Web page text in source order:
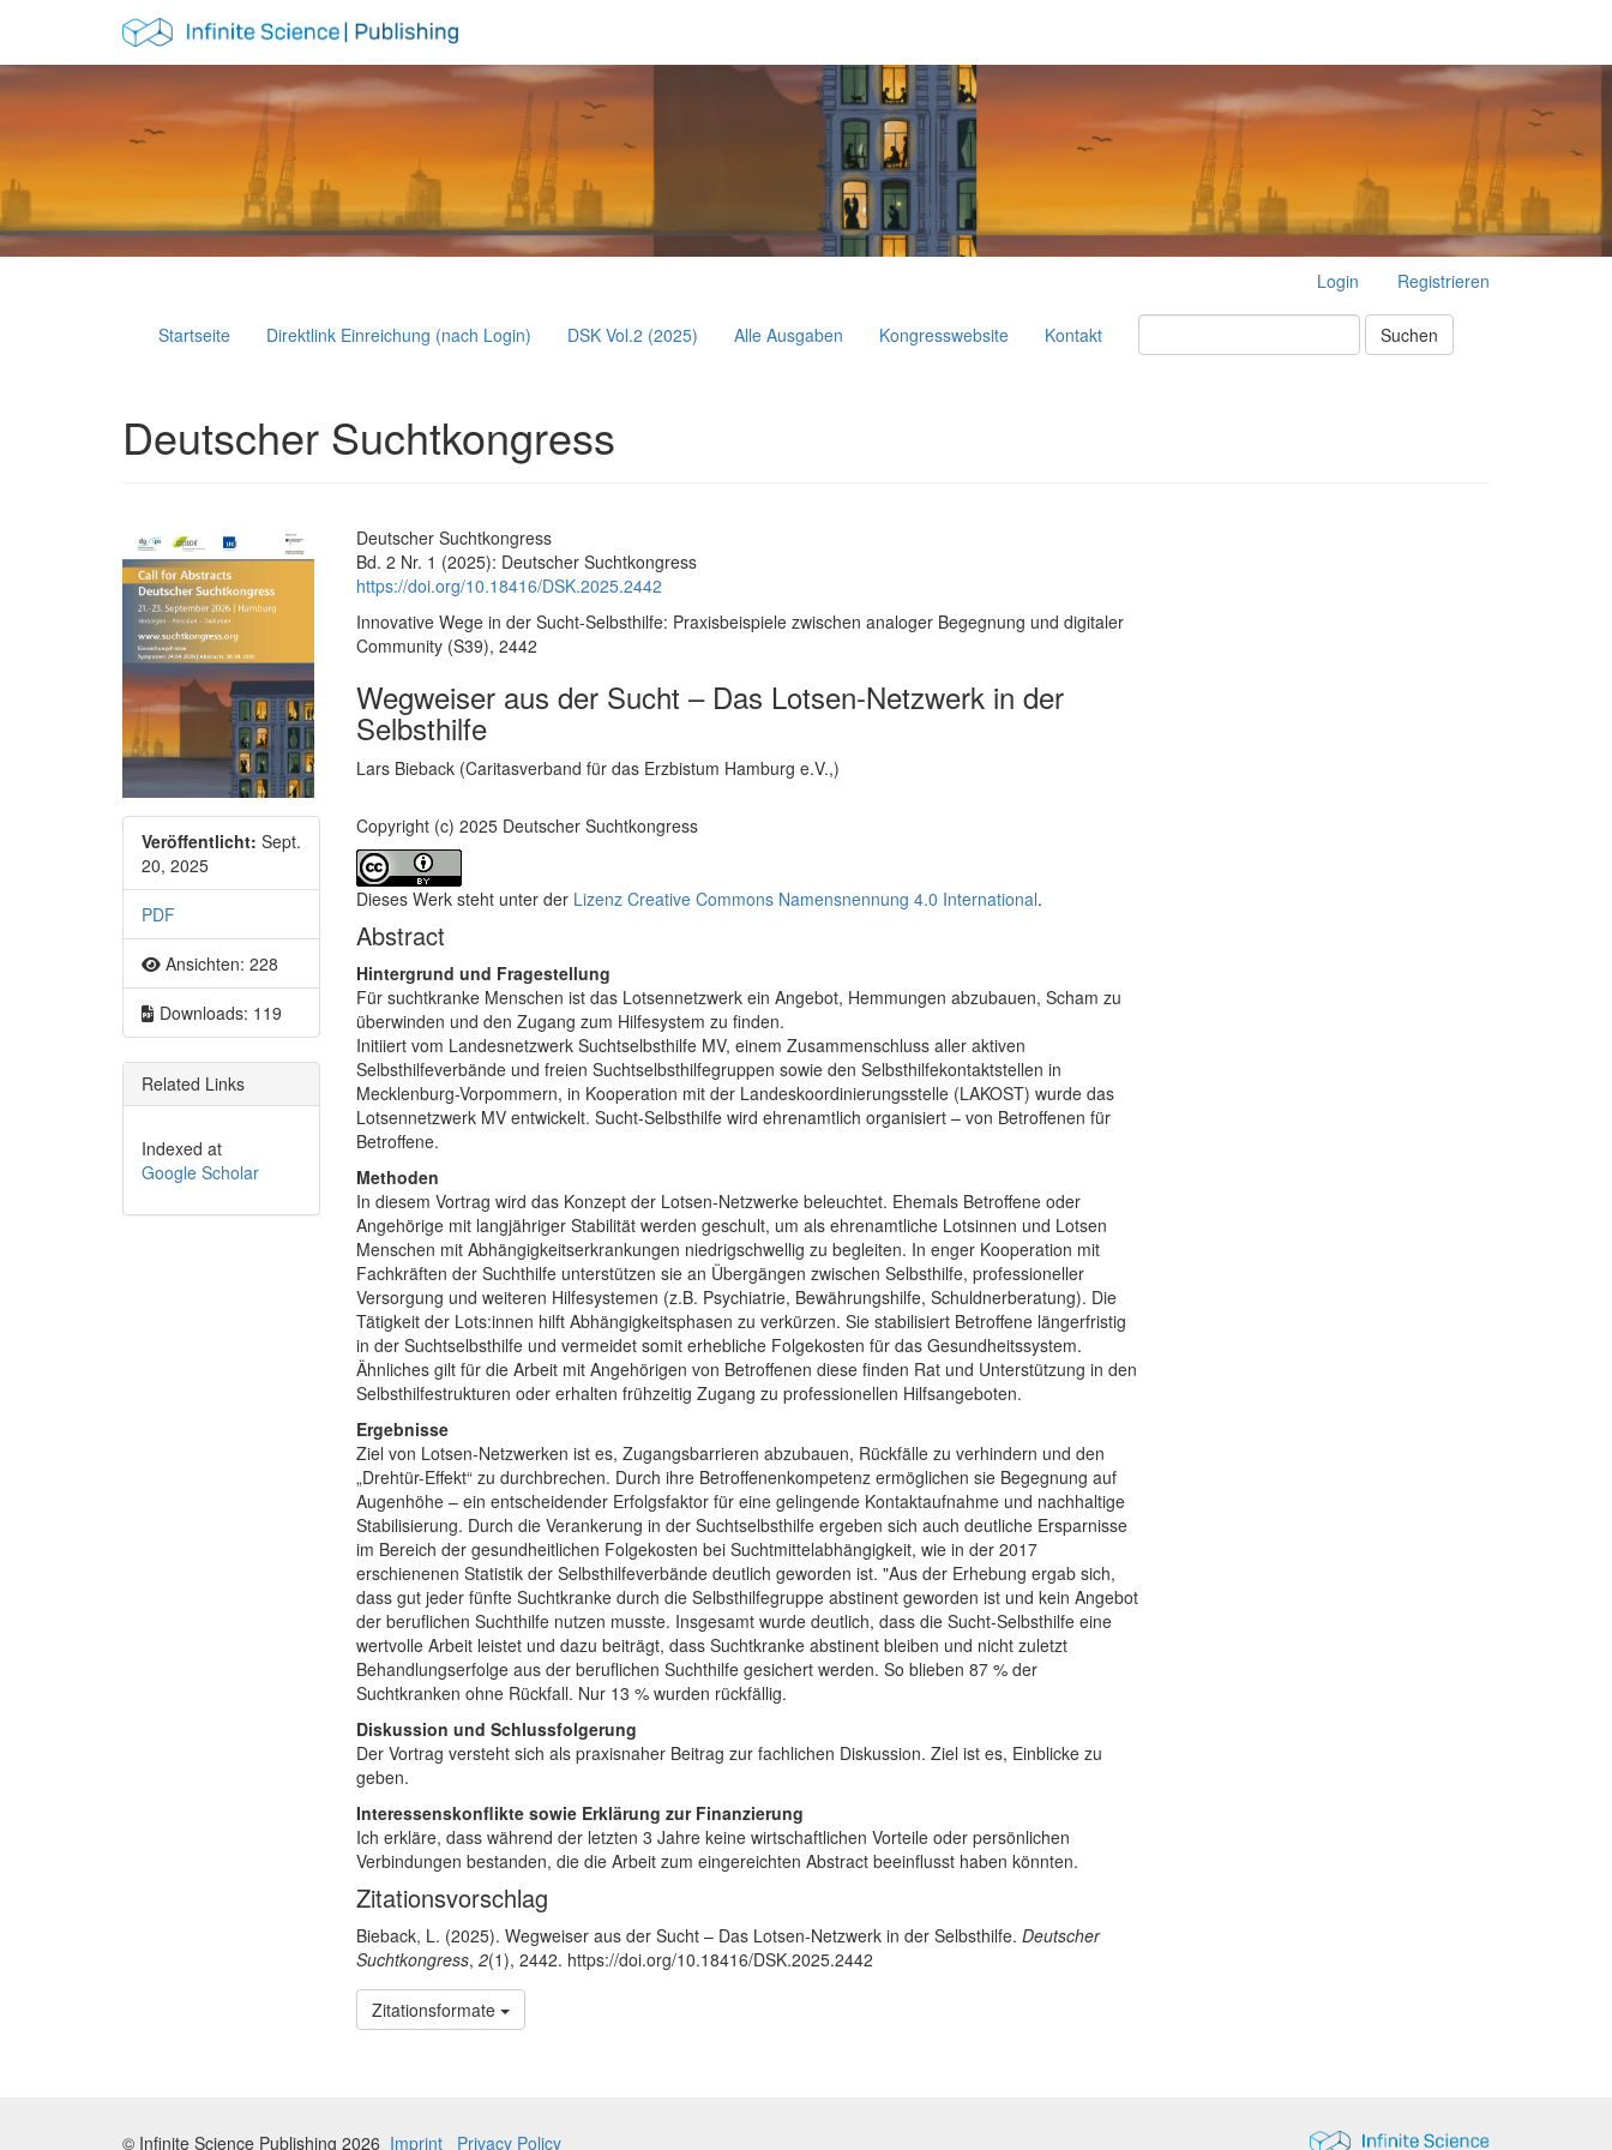
Hauptinhalt
Sidebar
Login Registrieren
Startseite Direktlink Einreichung (nach Login) DSK Vol.2 (2025) Alle Ausgaben Kongresswebsite Kontakt Suchen
Deutscher Suchtkongress
Artikel-Sidebar
Veröffentlicht: Sept.
20, 2025
PDF
Ansichten: 228
Downloads: 119
Related Links
Indexed at
Google Scholar
Deutscher Suchtkongress
Bd. 2 Nr. 1 (2025): Deutscher Suchtkongress
https://doi.org/10.18416/DSK.2025.2442
Innovative Wege in der Sucht-Selbsthilfe: Praxisbeispiele zwischen analoger Begegnung und digitaler
Community (S39), 2442
Wegweiser aus der Sucht – Das Lotsen-Netzwerk in der
Selbsthilfe
Hauptsächlicher Artikelinhalt
Lars Bieback (Caritasverband für das Erzbistum Hamburg e.V.,)
Copyright (c) 2025 Deutscher Suchtkongress
Dieses Werk steht unter der Lizenz Creative Commons Namensnennung 4.0 International.
Abstract
Hintergrund und Fragestellung
Für suchtkranke Menschen ist das Lotsennetzwerk ein Angebot, Hemmungen abzubauen, Scham zu
überwinden und den Zugang zum Hilfesystem zu finden.
Initiiert vom Landesnetzwerk Suchtselbsthilfe MV, einem Zusammenschluss aller aktiven
Selbsthilfeverbände und freien Suchtselbsthilfegruppen sowie den Selbsthilfekontaktstellen in
Mecklenburg-Vorpommern, in Kooperation mit der Landeskoordinierungsstelle (LAKOST) wurde das
Lotsennetzwerk MV entwickelt. Sucht-Selbsthilfe wird ehrenamtlich organisiert – von Betroffenen für
Betroffene.
Methoden
In diesem Vortrag wird das Konzept der Lotsen-Netzwerke beleuchtet. Ehemals Betroffene oder
Angehörige mit langjähriger Stabilität werden geschult, um als ehrenamtliche Lotsinnen und Lotsen
Menschen mit Abhängigkeitserkrankungen niedrigschwellig zu begleiten. In enger Kooperation mit
Fachkräften der Suchthilfe unterstützen sie an Übergängen zwischen Selbsthilfe, professioneller
Versorgung und weiteren Hilfesystemen (z.B. Psychiatrie, Bewährungshilfe, Schuldnerberatung). Die
Tätigkeit der Lots:innen hilft Abhängigkeitsphasen zu verkürzen. Sie stabilisiert Betroffene längerfristig
in der Suchtselbsthilfe und vermeidet somit erhebliche Folgekosten für das Gesundheitssystem.
Ähnliches gilt für die Arbeit mit Angehörigen von Betroffenen diese finden Rat und Unterstützung in den
Selbsthilfestrukturen oder erhalten frühzeitig Zugang zu professionellen Hilfsangeboten.
Ergebnisse
Ziel von Lotsen-Netzwerken ist es, Zugangsbarrieren abzubauen, Rückfälle zu verhindern und den
„Drehtür-Effekt“ zu durchbrechen. Durch ihre Betroffenenkompetenz ermöglichen sie Begegnung auf
Augenhöhe – ein entscheidender Erfolgsfaktor für eine gelingende Kontaktaufnahme und nachhaltige
Stabilisierung. Durch die Verankerung in der Suchtselbsthilfe ergeben sich auch deutliche Ersparnisse
im Bereich der gesundheitlichen Folgekosten bei Suchtmittelabhängigkeit, wie in der 2017
erschienenen Statistik der Selbsthilfeverbände deutlich geworden ist. "Aus der Erhebung ergab sich,
dass gut jeder fünfte Suchtkranke durch die Selbsthilfegruppe abstinent geworden ist und kein Angebot
der beruflichen Suchthilfe nutzen musste. Insgesamt wurde deutlich, dass die Sucht-Selbsthilfe eine
wertvolle Arbeit leistet und dazu beiträgt, dass Suchtkranke abstinent bleiben und nicht zuletzt
Behandlungserfolge aus der beruflichen Suchthilfe gesichert werden. So blieben 87 % der
Suchtkranken ohne Rückfall. Nur 13 % wurden rückfällig.
Diskussion und Schlussfolgerung
Der Vortrag versteht sich als praxisnaher Beitrag zur fachlichen Diskussion. Ziel ist es, Einblicke zu
geben.
Interessenskonflikte sowie Erklärung zur Finanzierung
Ich erkläre, dass während der letzten 3 Jahre keine wirtschaftlichen Vorteile oder persönlichen
Verbindungen bestanden, die die Arbeit zum eingereichten Abstract beeinflusst haben könnten.
Artikel-Details
Zitationsvorschlag
Bieback, L. (2025). Wegweiser aus der Sucht – Das Lotsen-Netzwerk in der Selbsthilfe. Deutscher
Suchtkongress, 2(1), 2442. https://doi.org/10.18416/DSK.2025.2442
Zitationsformate
© Infinite Science Publishing 2026 Imprint Privacy Policy